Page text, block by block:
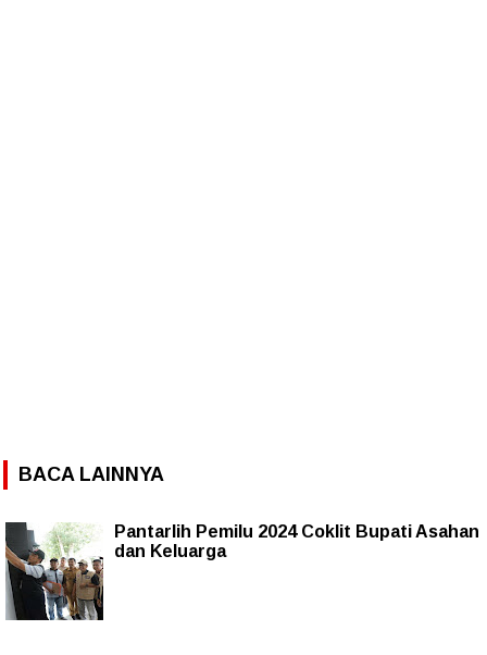
BACA LAINNYA
Pantarlih Pemilu 2024 Coklit Bupati Asahan
dan Keluarga